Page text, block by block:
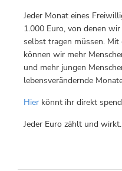
Jeder Monat eines
1.000 Euro, von denen
selbst tragen müssen. Mit
können wir mehr
und mehr jungen
lebensverändernde
Hier könnt ihr direkt
Jeder Euro zählt und